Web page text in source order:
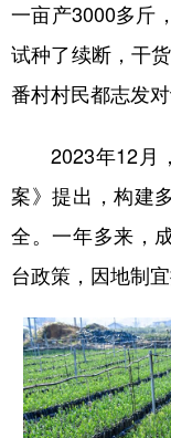
一亩产3000多斤
试种了续断，干
番村村民都志发对
2023年12月，
案》提出，构建
全。一年多来，
台政策，因地制宜